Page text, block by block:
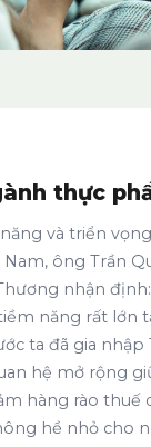
thực
và triển
ông Trần
nhận
năng rất lớn
ta đã gia nhập
hệ mở rộng
hàng rào thuế
hề nhỏ cho